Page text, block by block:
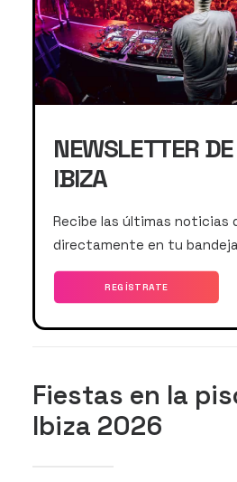
NEWSLETTER
IBIZA
Recibe las últimas noticias
directamente en tu
REGÍSTRATE
Fiestas en la
Ibiza 2026